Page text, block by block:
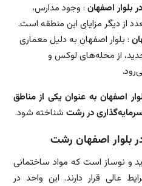
بلوار اصفهان : وجود مدارس،
از دیگر مزایای این منطقه است.
: بلوار اصفهان به دلیل معماری
از محله‌های لوکس و
اصفهان به عنوان یکی از مناطق
در رشت شناخته شود.
بلوار اصفهان رشت
و نوساز است که مواد ساختمانی
عالی قرار دارند. این واحد در